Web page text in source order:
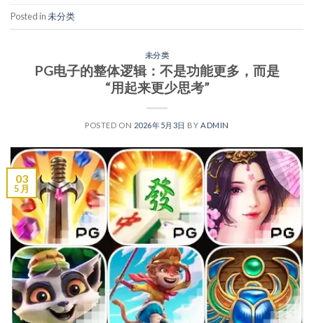
Posted in未分类
未分类
PG电子的整体逻辑：不是功能更多，而是
“用起来更少思考”
POSTED ON 2026年5月3日 BYADMIN
03
5 月